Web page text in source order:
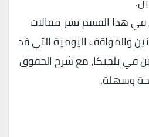
هذا القسم نشر مقالات
والمواقف اليومية التي قد
في بلجيكا، مع شرح الحقوق
وسهلة.